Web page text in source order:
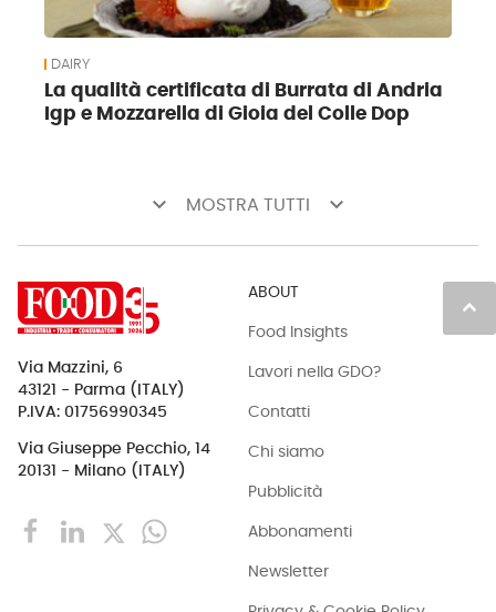
DAIRY
La qualità certificata di Burrata di Andria
Igp e Mozzarella di Gioia del Colle Dop
keyboard_arrow_down MOSTRA TUTTI keyboard_arrow_down
keyboard_arrow_up
Via Mazzini, 6
43121 - Parma (ITALY)
P.IVA: 01756990345
Via Giuseppe Pecchio, 14
20131 - Milano (ITALY)
ABOUT
Food Insights
Lavori nella GDO?
Contatti
Chi siamo
Pubblicità
Abbonamenti
Newsletter